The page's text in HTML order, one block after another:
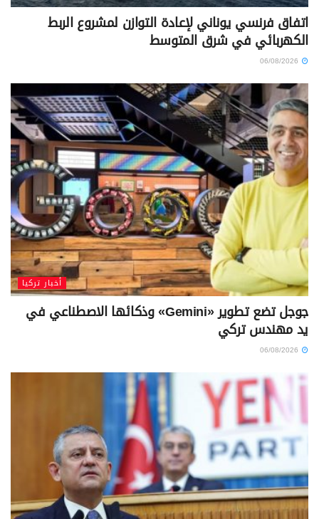
اتفاق فرنسي يوناني لإعادة التوازن لمشروع الربط
الكهربائي في شرق المتوسط
أخبار تركيا
جوجل تضع تطوير «Gemini» وذكائها الاصطناعي في
يد مهندس تركي